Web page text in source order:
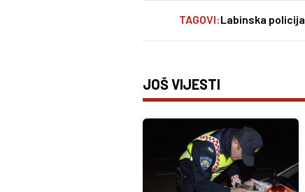
TAGOVI:Labinska policija
JOŠ VIJESTI